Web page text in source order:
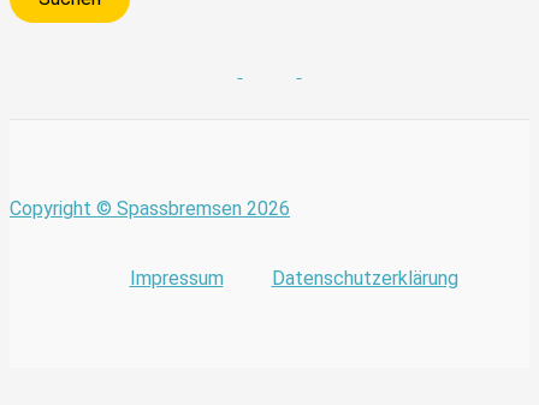
Copyright © Spassbremsen 2026
Impressum Datenschutzerklärung